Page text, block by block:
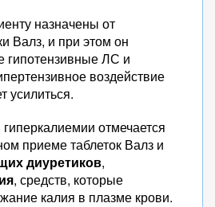
назначены от
Валз, и при этом он
гипотензивные ЛС и
воздействие
усилиться.
отмечается
приеме таблеток Валз и
диуретиков,
, средств, которые
калия в плазме крови.